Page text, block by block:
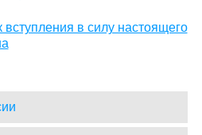
в силу настоящего